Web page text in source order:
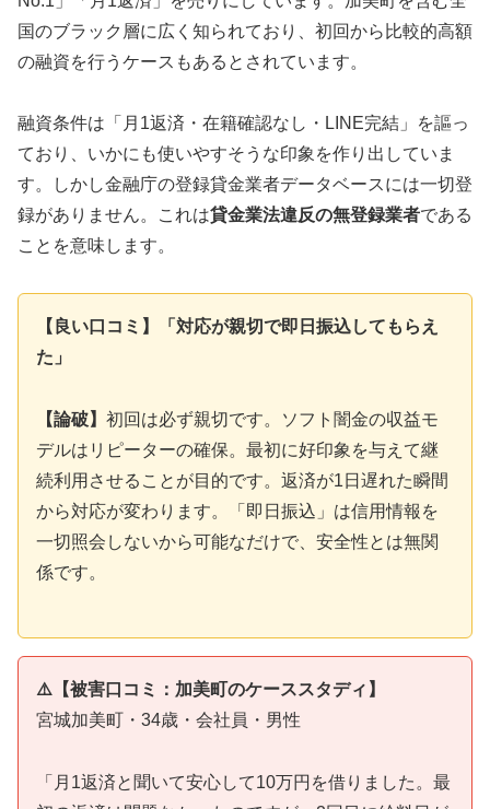
国のブラック層に広く知られており、初回から比較的高額
の融資を行うケースもあるとされています。
融資条件は「月1返済・在籍確認なし・LINE完結」を謳っ
ており、いかにも使いやすそうな印象を作り出していま
す。しかし金融庁の登録貸金業者データベースには一切登
録がありません。これは貸金業法違反の無登録業者である
ことを意味します。
【良い口コミ】「対応が親切で即日振込してもらえ
た」
【論破】 初回は必ず親切です。ソフト闇金の収益モ
デルはリピーターの確保。最初に好印象を与えて継
続利用させることが目的です。返済が1日遅れた瞬間
から対応が変わります。「即日振込」は信用情報を
一切照会しないから可能なだけで、安全性とは無関
係です。
⚠️【被害口コミ：加美町のケーススタディ】
宮城加美町・34歳・会社員・男性
「月1返済と聞いて安心して10万円を借りました。最